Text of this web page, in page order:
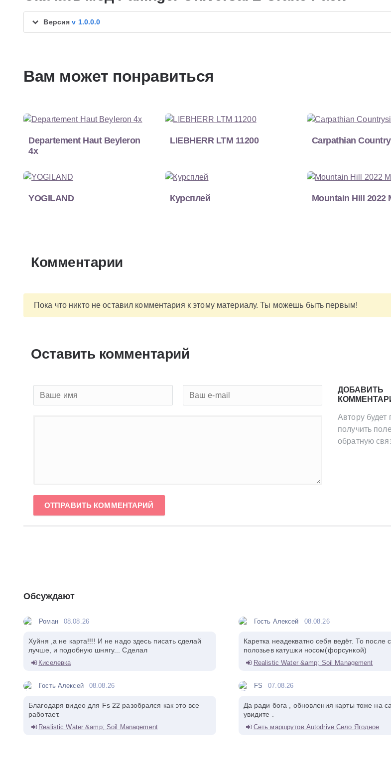
Версияv 1.0.0.0
Вам может понравиться
Departement Haut Beyleron
4x
LIEBHERR LTM 11200 Carpathian
YOGILAND Курсплей Mountain Hill 2022
Комментарии
Пока что никто не оставил комментария к этому материалу. Ты можешь быть первым!
Оставить комментарий
ДОБАВИТЬ
Автору будет
получить
обратную
ОТПРАВИТЬ КОММЕНТАРИЙ
Обсуждают
Роман 08.08.26
Хуйня ,а не карта!!!! И не надо здесь писать сделай
лучше, и подобную шнягу... Сделал
Киселевка
Гость Алексей 08.08.26
Благодаря видео для Fs 22 разобрался как это все
работает.
Realistic Water &amp; Soil Management
Гость Алексей 08.08.26
Каретка неадекватно себя ведёт. То после
полозьев катушки носом(форсункой)
Realistic Water &amp; Soil Management
FS 07.08.26
Да ради бога , обновления карты тоже на
увидите .
Сеть маршрутов Autodrive Село Ягодное